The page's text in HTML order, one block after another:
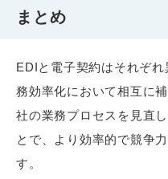
まとめ
EDIと電子契約はそれぞ
務効率化において相互に
社の業務プロセスを見直
とで、より効率的で競争
す。